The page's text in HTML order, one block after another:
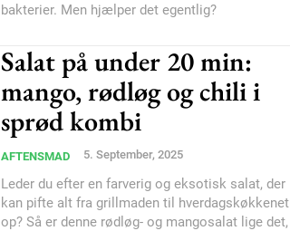
bakterier. Men hjælper det egentlig?
Salat på under 20 min:
mango, rødløg og chili i
sprød kombi
AFTENSMAD 5. September, 2025
Leder du efter en farverig og eksotisk salat, der
kan pifte alt fra grillmaden til hverdagskøkkenet
op? Så er denne rødløg- og mangosalat lige det,